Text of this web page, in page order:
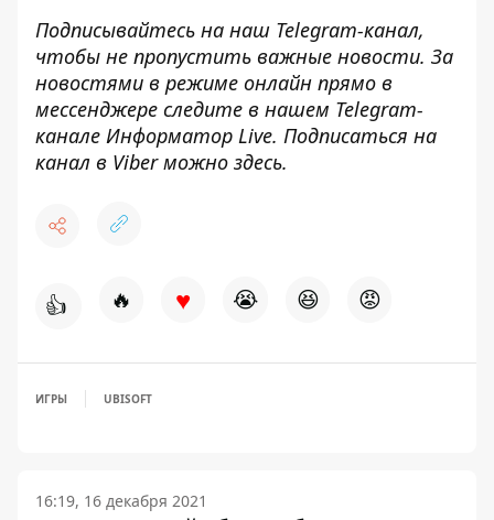
Подписывайтесь на наш Telegram-канал,
чтобы не пропустить важные новости. За
новостями в режиме онлайн прямо в
мессенджере следите в нашем Telegram-
канале Информатор Live. Подписаться на
канал в Viber можно здесь.
👍 🔥 ♥ 😭 😆 😡
ИГРЫ UBISOFT
16:19, 16 декабря 2021